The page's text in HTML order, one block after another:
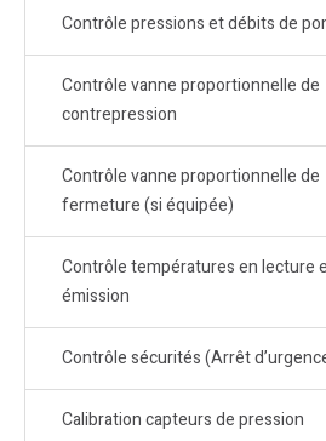
Contrôle pressions et débits de
Contrôle vanne proportionnelle de
contrepression
Contrôle vanne proportionnelle de
fermeture (si équipée)
Contrôle températures en lecture
émission
Contrôle sécurités (Arrêt
Calibration capteurs de pression